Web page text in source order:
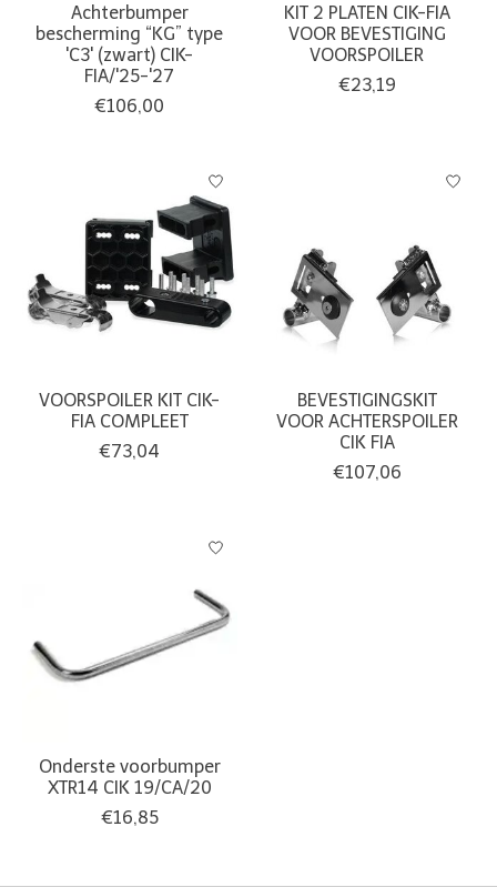
Achterbumper
bescherming “KG” type
'C3' (zwart) CIK-
FIA/'25-'27
€106,00
KIT 2 PLATEN CIK-FIA
VOOR BEVESTIGING
VOORSPOILER
€23,19
VOORSPOILER KIT CIK-
FIA COMPLEET
€73,04
BEVESTIGINGSKIT
VOOR ACHTERSPOILER
CIK FIA
€107,06
Onderste voorbumper
XTR14 CIK 19/CA/20
€16,85